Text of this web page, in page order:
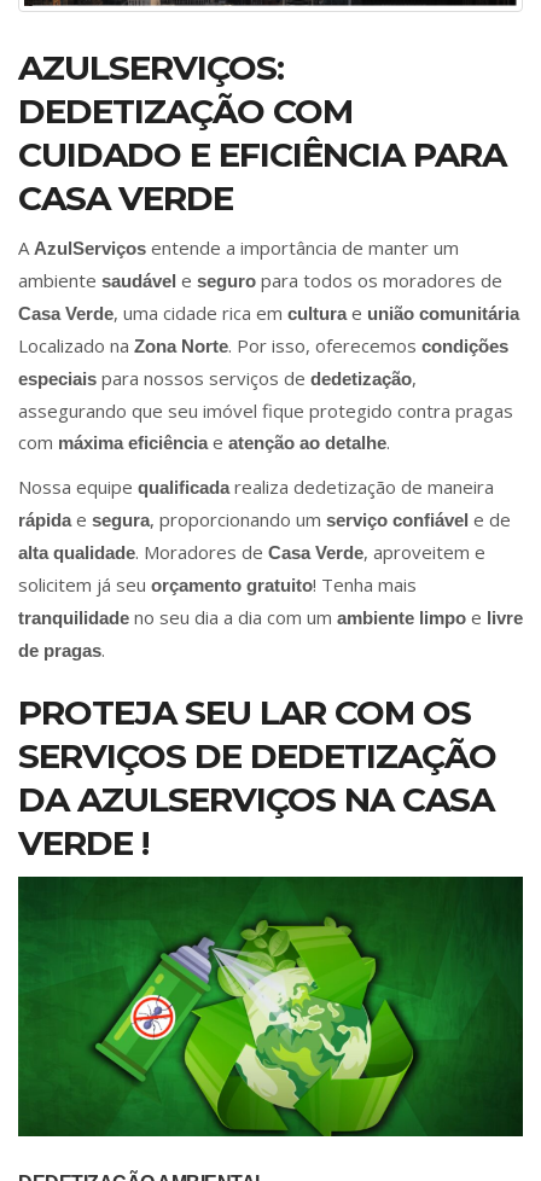
AZULSERVIÇOS:
DEDETIZAÇÃO COM
CUIDADO E EFICIÊNCIA PARA
CASA VERDE
A AzulServiços entende a importância de manter um
ambiente saudável e seguro para todos os moradores de
Casa Verde, uma cidade rica em culturae união comunitária
Localizado na Zona Norte. Por isso, oferecemos condições
especiais para nossos serviços de dedetização,
assegurando que seu imóvel fique protegido contra pragas
com máxima eficiênciae atenção ao detalhe.
Nossa equipe qualificadarealiza dedetização de maneira
rápidae segura, proporcionando um serviço confiável e de
alta qualidade. Moradores de Casa Verde, aproveitem e
solicitem já seu orçamento gratuito! Tenha mais
tranquilidade no seu dia a dia com um ambiente limpo e livre
de pragas.
PROTEJA SEU LAR COM OS
SERVIÇOS DE DEDETIZAÇÃO
DA AZULSERVIÇOS NA CASA
VERDE !